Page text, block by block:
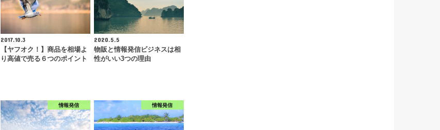
2017.10.3
【ヤフオク！】商品を相場よ
り高値で売る６つのポイント
2020.5.5
物販と情報発信ビジネスは相
性がいい3つの理由
情報発信 情報発信